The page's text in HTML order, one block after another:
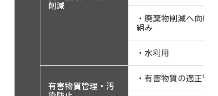
削減
・廃棄物削減へ向け
組み
・水利用
有害物質管理・汚
・有害物質の適正管